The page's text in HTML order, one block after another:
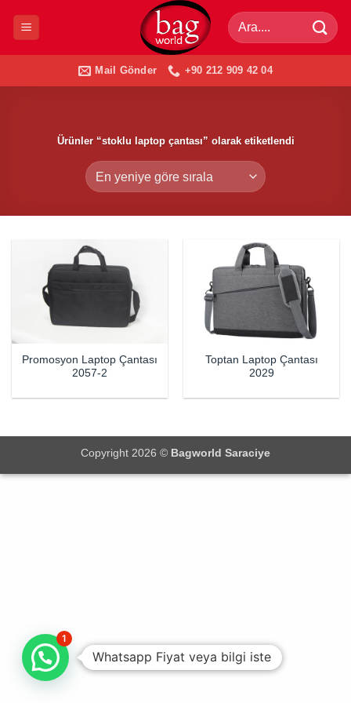
Ara:
Mail Gönder +90 212 909 42 04
Ürünler “stoklu laptop çantası” olarak etiketlendi
Promosyon Laptop Çantası
2057-2
Toptan Laptop Çantası
2029
Copyright 2026 © Bagworld Saraciye
Whatsapp Fiyat veya bilgi iste
1